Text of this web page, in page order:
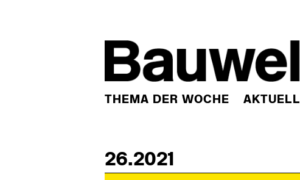
THEMA DER WOCHE AKTUELL
26.2021